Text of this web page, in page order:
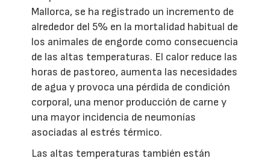
Mallorca, se ha registrado un incremento de
alrededor del 5% en la mortalidad habitual de
los animales de engorde como consecuencia
de las altas temperaturas. El calor reduce las
horas de pastoreo, aumenta las necesidades
de agua y provoca una pérdida de condición
corporal, una menor producción de carne y
una mayor incidencia de neumonías
asociadas al estrés térmico.
Las altas temperaturas también están